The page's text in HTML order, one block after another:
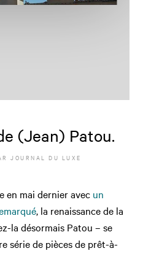
(Jean) Patou.
JOURNAL DU LUXE
en mai dernier avec un
, la renaissance de la
la désormais Patou – se
série de pièces de prêt-à-